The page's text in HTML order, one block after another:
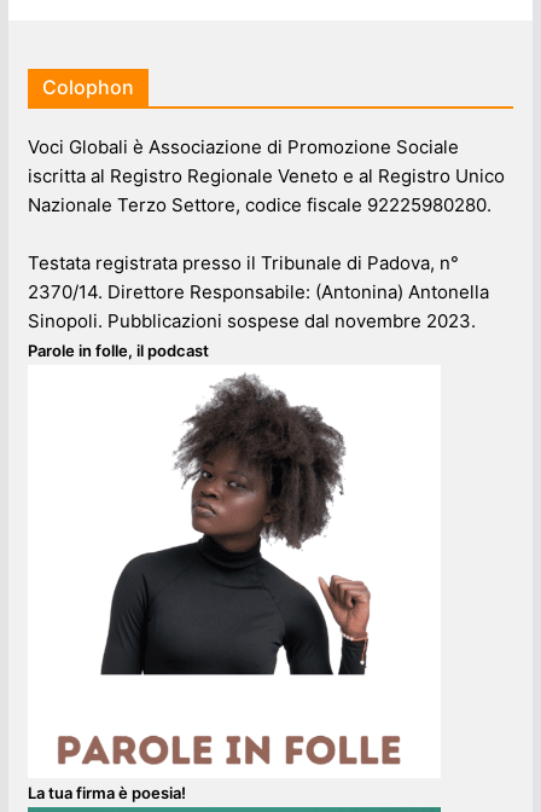
Colophon
Voci Globali è Associazione di Promozione Sociale
iscritta al Registro Regionale Veneto e al Registro Unico
Nazionale Terzo Settore, codice fiscale 92225980280.
Testata registrata presso il Tribunale di Padova, n°
2370/14. Direttore Responsabile: (Antonina) Antonella
Sinopoli. Pubblicazioni sospese dal novembre 2023.
Parole in folle, il podcast
La tua firma è poesia!